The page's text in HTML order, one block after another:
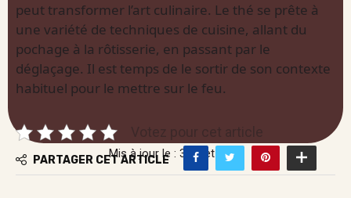
Mis à jour le : 3 juillet 2026
peut transformer l’art culinaire. Le thé se prête à
une variété de techniques de cuisine, allant du
pochage à la rôtisserie, en passant par le
déglaçage. Il est temps de le sortir de son contexte
habituel pour le mettre sur le feu.
Votez pour cet article
PARTAGER CET ARTICLE